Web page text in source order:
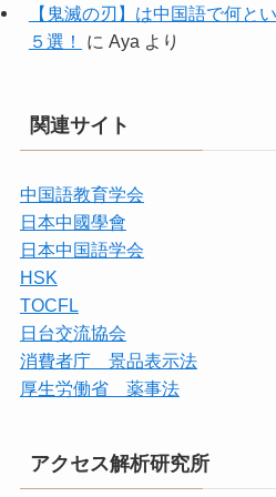
【鬼滅の刃】は中国語で何と
５選！
に Aya より
関連サイト
中国語教育学会
日本中國學會
日本中国語学会
HSK
TOCFL
日台交流協会
消費者庁 景品表示法
厚生労働省 薬事法
アクセス解析研究所